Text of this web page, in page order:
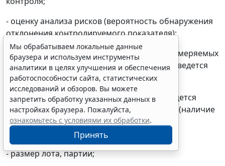
- оценку анализа рисков (вероятность обнаружения
отклонения контролируемого показателя);
- распределение, выбор или назначение измеряемых
характеристик в совокупности, из которой ведется
отбор проб;
- определение показателя, по которому ведется
контроль: качественный - альтернативный (наличие
патогенных микроорганизмов и др.) или
количественный (количество, масса и др.);
- размер лота, партии;
Мы обрабатываем локальные данные
браузера и используем инструменты
аналитики в целях улучшения и обеспечения
работоспособности сайта, статистических
исследований и обзоров. Вы можете
запретить обработку указанных данных в
настройках браузера. Пожалуйста,
ознакомьтесь с условиями их обработки.
Принять